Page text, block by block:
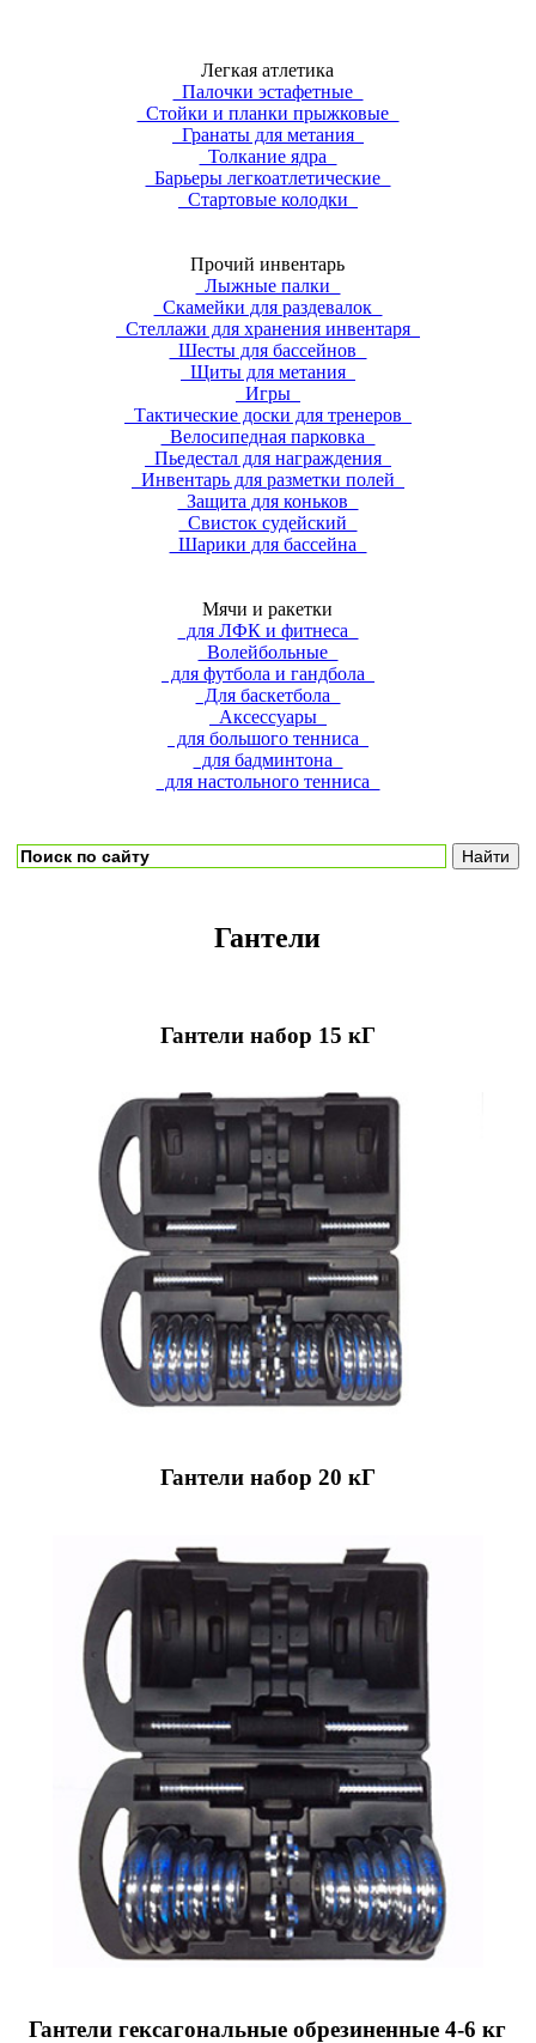
Легкая атлетика
Палочки эстафетные
Стойки и планки прыжковые
Гранаты для метания
Толкание ядра
Барьеры легкоатлетические
Стартовые колодки
Прочий инвентарь
Лыжные палки
Скамейки для раздевалок
Стеллажи для хранения инвентаря
Шесты для бассейнов
Щиты для метания
Игры
Тактические доски для тренеров
Велосипедная парковка
Пьедестал для награждения
Инвентарь для разметки полей
Защита для коньков
Свисток судейский
Шарики для бассейна
Мячи и ракетки
для ЛФК и фитнеса
Волейбольные
для футбола и гандбола
Для баскетбола
Аксессуары
для большого тенниса
для бадминтона
для настольного тенниса
Гантели
Гантели набор 15 кГ
Гантели набор 20 кГ
Гантели гексагональные обрезиненные 4-6 кг